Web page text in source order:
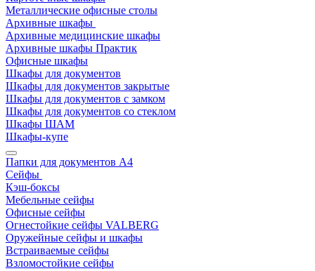
Металлические офисные столы
Архивные шкафы
Архивные медицинские шкафы
Архивные шкафы Практик
Офисные шкафы
Шкафы для документов
Шкафы для документов закрытые
Шкафы для документов с замком
Шкафы для документов со стеклом
Шкафы ШАМ
Шкафы-купе
Папки для документов A4
Сейфы
Кэш-боксы
Мебельные сейфы
Офисные сейфы
Огнестойкие сейфы VALBERG
Оружейные сейфы и шкафы
Встраиваемые сейфы
Взломостойкие сейфы